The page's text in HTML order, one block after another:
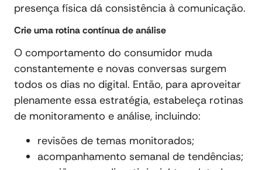
presença física dá consistência à comunicação.
Crie uma rotina contínua de análise
O comportamento do consumidor muda
constantemente e novas conversas surgem
todos os dias no digital. Então, para aproveitar
plenamente essa estratégia, estabeleça rotinas
de monitoramento e análise, incluindo:
revisões de temas monitorados;
acompanhamento semanal de tendências;